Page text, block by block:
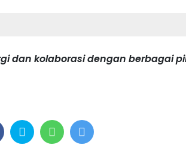
dan kolaborasi dengan berbagai